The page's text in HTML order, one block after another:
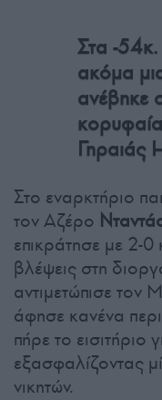
Στα -
ακόμα
ανέβηκε
Γηραιάς
Στο εναρκτήριο
τον Αζέρο
επικράτησε με 2-0
βλέψεις στη
αντιμετώπισε
άφησε κανένα
πήρε το εισιτήριο
εξασφαλίζοντας
νικητών.